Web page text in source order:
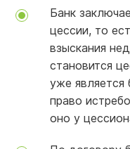
Банк
цессии, то
взыскания
становится
уже является
право
оно у